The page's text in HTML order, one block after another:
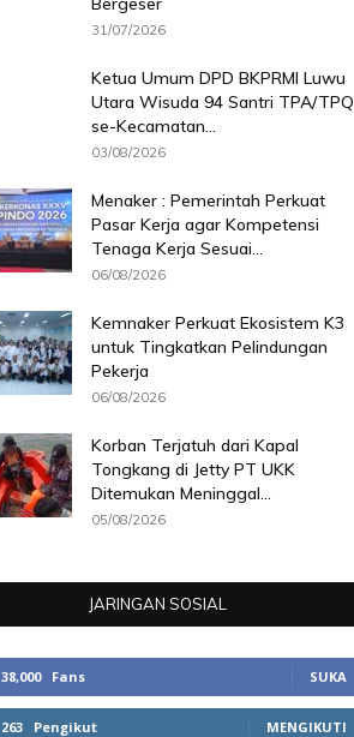
31/07/2026
Ketua Umum DPD BKPRMI Luwu
Utara Wisuda 94 Santri TPA/TPQ
se-Kecamatan...
03/08/2026
Menaker : Pemerintah Perkuat
Pasar Kerja agar Kompetensi
Tenaga Kerja Sesuai...
06/08/2026
Kemnaker Perkuat Ekosistem K3
untuk Tingkatkan Pelindungan
Pekerja
06/08/2026
Korban Terjatuh dari Kapal
Tongkang di Jetty PT UKK
Ditemukan Meninggal...
05/08/2026
JARINGAN SOSIAL
38,000 Fans SUKA
263 Pengikut MENGIKUTI